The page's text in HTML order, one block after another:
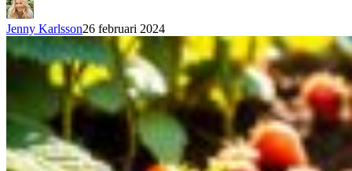
Jenny Karlsson26 februari 2024